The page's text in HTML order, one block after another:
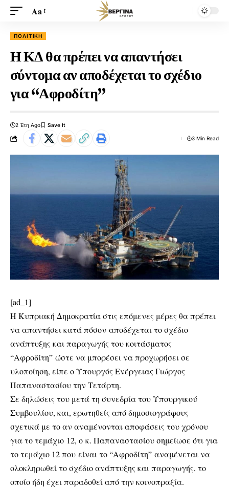
Aa
ΠΟΛΙΤΙΚΉ
Η ΚΔ θα πρέπει να απαντήσει
σύντομα αν αποδέχεται το σχέδιο
για “Αφροδίτη”
2 Έτη Ago
3 Min Read
[ad_1]
Η Κυπριακή Δημοκρατία στις επόμενες μέρες θα πρέπει
να απαντήσει κατά πόσον αποδέχεται το σχέδιο
ανάπτυξης και παραγωγής του κοιτάσματος
“Αφροδίτη” ώστε να μπορέσει να προχωρήσει σε
υλοποίηση, είπε ο Υπουργός Ενέργειας Γιώργος
Παπαναστασίου την Τετάρτη.
Σε δηλώσεις του μετά τη συνεδρία του Υπουργικού
Συμβουλίου, και, ερωτηθείς από δημοσιογράφους
σχετικά με το αν αναμένονται αποφάσεις του χρόνου
για το τεμάχιο 12, o κ. Παπαναστασίου σημείωσε ότι για
το τεμάχιο 12 που είναι το “Αφροδίτη” αναμένεται να
ολοκληρωθεί το σχέδιο ανάπτυξης και παραγωγής, το
οποίο ήδη έχει παραδοθεί από την κοινοπραξία.